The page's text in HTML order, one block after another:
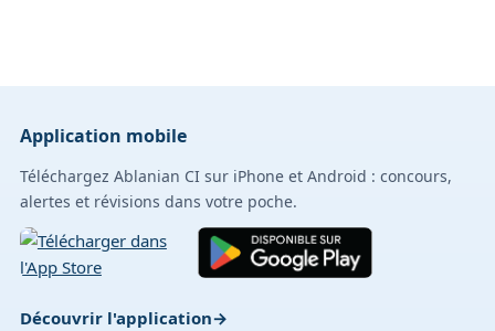
Application mobile
Téléchargez Ablanian CI sur iPhone et Android : concours,
alertes et révisions dans votre poche.
Découvrir l'application